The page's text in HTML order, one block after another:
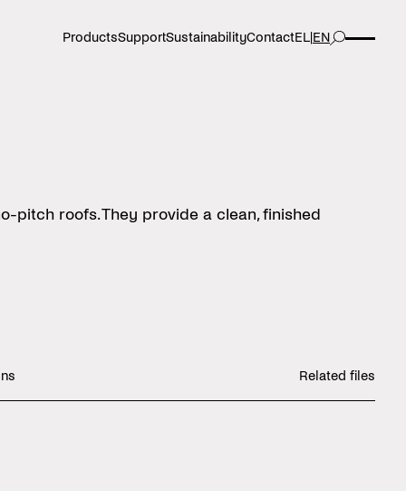
ProductsSupportSustainabilityContactEL EN
pitch roofs. They provide a clean, finished
Related files